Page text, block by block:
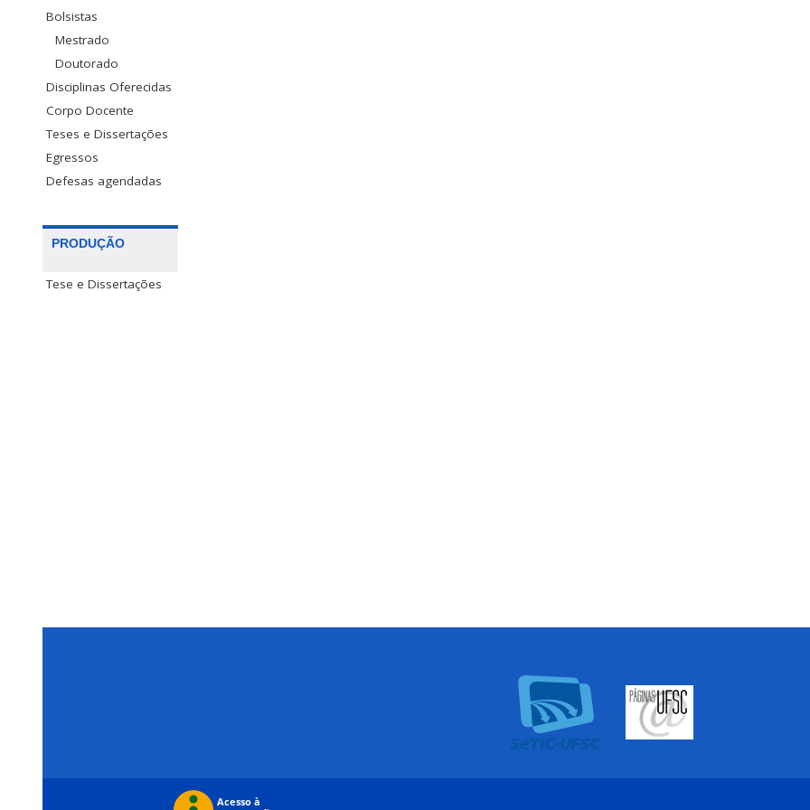
Bolsistas
Mestrado
Doutorado
Disciplinas Oferecidas
Corpo Docente
Teses e Dissertações
Egressos
Defesas agendadas
PRODUÇÃO
Tese e Dissertações